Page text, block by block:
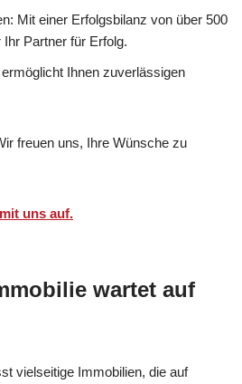
Mit einer Erfolgsbilanz von über 500
Partner für Erfolg.
Ihnen zuverlässigen
freuen uns, Ihre Wünsche zu
uns auf.
wartet auf
vielseitige Immobilien, die auf